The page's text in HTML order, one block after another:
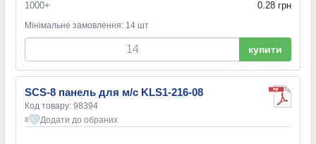
1000+
0.28 грн
Мінімальне замовлення: 14 шт
купити
SCS-8 панель для м/с KLS1-216-08
Код товару: 98394
8 Додати до обраних